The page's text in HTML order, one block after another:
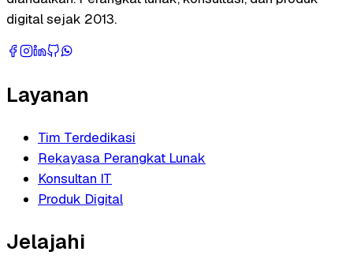
digital sejak 2013.
Layanan
Tim Terdedikasi
Rekayasa Perangkat Lunak
Konsultan IT
Produk Digital
Jelajahi